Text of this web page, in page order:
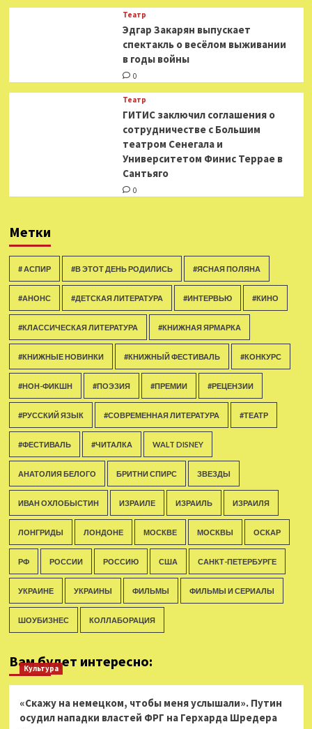
Театр
Эдгар Закарян выпускает
спектакль о весёлом выживании
в годы войны
0
Театр
ГИТИС заключил соглашения о
сотрудничестве с Большим
театром Сенегала и
Университетом Финис Террае в
Сантьяго
0
Метки
# АСПИР #В ЭТОТ ДЕНЬ РОДИЛИСЬ #ЯСНАЯ ПОЛЯНА
#АНОНС #ДЕТСКАЯ ЛИТЕРАТУРА #ИНТЕРВЬЮ #КИНО
#КЛАССИЧЕСКАЯ ЛИТЕРАТУРА #КНИЖНАЯ ЯРМАРКА
#КНИЖНЫЕ НОВИНКИ #КНИЖНЫЙ ФЕСТИВАЛЬ #КОНКУРС
#НОН-ФИКШН #ПОЭЗИЯ #ПРЕМИИ #РЕЦЕНЗИИ
#РУССКИЙ ЯЗЫК #СОВРЕМЕННАЯ ЛИТЕРАТУРА #ТЕАТР
#ФЕСТИВАЛЬ #ЧИТАЛКА WALT DISNEY
АНАТОЛИЯ БЕЛОГО БРИТНИ СПИРС ЗВЕЗДЫ
ИВАН ОХЛОБЫСТИН ИЗРАИЛЕ ИЗРАИЛЬ ИЗРАИЛЯ
ЛОНГРИДЫ ЛОНДОНЕ МОСКВЕ МОСКВЫ ОСКАР
РФ РОССИИ РОССИЮ США САНКТ-ПЕТЕРБУРГЕ
УКРАИНЕ УКРАИНЫ ФИЛЬМЫ ФИЛЬМЫ И СЕРИАЛЫ
ШОУБИЗНЕС КОЛЛАБОРАЦИЯ
Вам будет интересно:
Культура
«Скажу на немецком, чтобы меня услышали». Путин
осудил нападки властей ФРГ на Герхарда Шредера